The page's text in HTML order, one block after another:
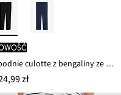
Spodnie culotte z bengaliny ze stretchem
zł